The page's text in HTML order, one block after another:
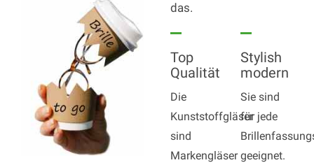
das.
Top
Qualität
Die
Kunststoffgläser
sind
Markengläser
Stylish
modern
Sie sind
für jede
geeignet.